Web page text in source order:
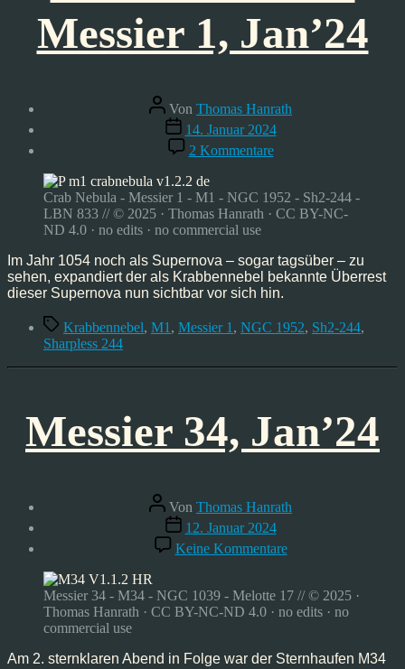
Messier 1, Jan’24
Beitragsautor
Von Thomas Hanrath
Veröffentlichungsdatum
14. Januar 2024
2 Kommentarezu
Krabbennebel
Messier
1,
Crab Nebula - Messier 1 - M1 - NGC 1952 - Sh2-244 -
LBN 833 // © 2025 · Thomas Hanrath · CC BY-NC-
ND 4.0 · no edits · no commercial use
Im Jahr 1054 noch als Supernova – sogar tagsüber – zu
sehen, expandiert der als Krabbennebel bekannte Überrest
dieser Supernova nun sichtbar vor sich hin.
Schlagwörter
Krabbennebel, M1 , Messier 1 , NGC 1952, Sh2-244,
Sharpless 244
Messier 34, Jan’24
Beitragsautor
Von Thomas Hanrath
Veröffentlichungsdatum
12. Januar 2024
Keine Kommentarezu
Messier
Jan’24
Messier 34 - M34 - NGC 1039 - Melotte 17 // © 2025 ·
Thomas Hanrath · CC BY-NC-ND 4.0 · no edits · no
commercial use
Am 2. sternklaren Abend in Folge war der Sternhaufen M34